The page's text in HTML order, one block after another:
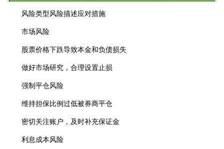
风险类型风险描述应对措施
市场风险
股票价格下跌导致本金和负债损失
做好市场研究，合理设置止损
强制平仓风险
维持担保比例过低被券商平仓
密切关注账户，及时补充保证金
利息成本风险